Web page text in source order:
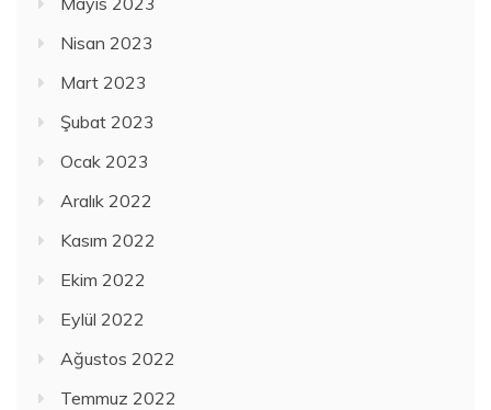
Nisan 2023
Mart 2023
Şubat 2023
Ocak 2023
Aralık 2022
Kasım 2022
Ekim 2022
Eylül 2022
Ağustos 2022
Temmuz 2022